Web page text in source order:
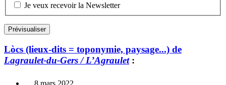
Je veux recevoir la Newsletter
Lòcs (lieux-dits = toponymie, paysage...) de
Lagraulet-du-Gers / L’Agraulet: